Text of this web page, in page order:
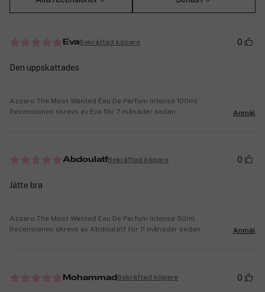
EvaBekräftad köpare 0
Den uppskattades
Azzaro The Most Wanted Eau De Parfum Intense 100ml
Recensionen skrevs av Eva för 7 månader sedan
Anmäl
AbdoulatfBekräftad köpare 0
Jätte bra
Azzaro The Most Wanted Eau De Parfum Intense 50ml
Recensionen skrevs av Abdoulatf för 11 månader sedan
Anmäl
Mohammad Bekräftad köpare 0